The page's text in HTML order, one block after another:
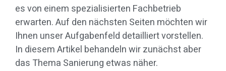
es von einem spezialisierten Fachbetrieb
erwarten. Auf den nächsten Seiten möchten wir
Ihnen unser Aufgabenfeld detailliert vorstellen.
In diesem Artikel behandeln wir zunächst aber
das Thema Sanierung etwas näher.